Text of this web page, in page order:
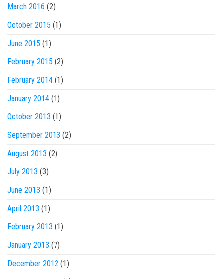
March 2016 (2)
October 2015 (1)
June 2015 (1)
February 2015 (2)
February 2014 (1)
January 2014 (1)
October 2013 (1)
September 2013 (2)
August 2013 (2)
July 2013 (3)
June 2013 (1)
April 2013 (1)
February 2013 (1)
January 2013 (7)
December 2012 (1)